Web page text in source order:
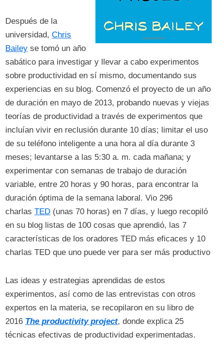
Después de la
universidad,Chris
Bailey se tomó un año
sabático para investigar y llevar a cabo experimentos
sobre productividad en sí mismo, documentando sus
experiencias en su blog. Comenzó el proyecto de un año
de duración en mayo de 2013, probando nuevas y viejas
teorías de productividad a través de experimentos que
incluían vivir en reclusión durante 10 días; limitar el uso
de su teléfono inteligente a una hora al día durante 3
meses; levantarse a las 5:30 a. m. cada mañana; y
experimentar con semanas de trabajo de duración
variable, entre 20 horas y 90 horas, para encontrar la
duración óptima de la semana laboral. Vio 296
charlasTED (unas 70 horas) en 7 días, y luego recopiló
en su blog listas de 100 cosas que aprendió, las 7
características de los oradores TED más eficaces y 10
charlas TED que uno puede ver para ser más productivo
Las ideas y estrategias aprendidas de estos
experimentos, así como de las entrevistas con otros
expertos en la materia, se recopilaron en su libro de
2016 The productivity project, donde explica 25
técnicas efectivas de productividad experimentadas.